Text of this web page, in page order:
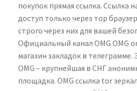
покупок прямая ссылка. Ссылка
доступ только через тор
строго через них для вашей
Официальный канал OMG OMG
магазин закладок в телеграмме.
OMG – крупнейшая в СНГ
площадка. OMG ссылка tor